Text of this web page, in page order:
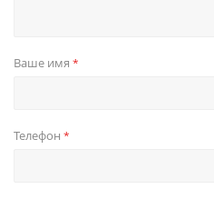
Ваше имя *
Телефон *